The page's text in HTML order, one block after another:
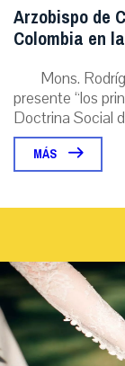
Arzobispo de
Colombia en
Mons.
presente “los
Doctrina Social
MÁS